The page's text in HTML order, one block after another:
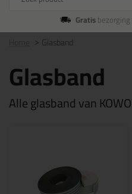
Gratisbezorging
Glasband
Glasband
Alle glasband van KOWO